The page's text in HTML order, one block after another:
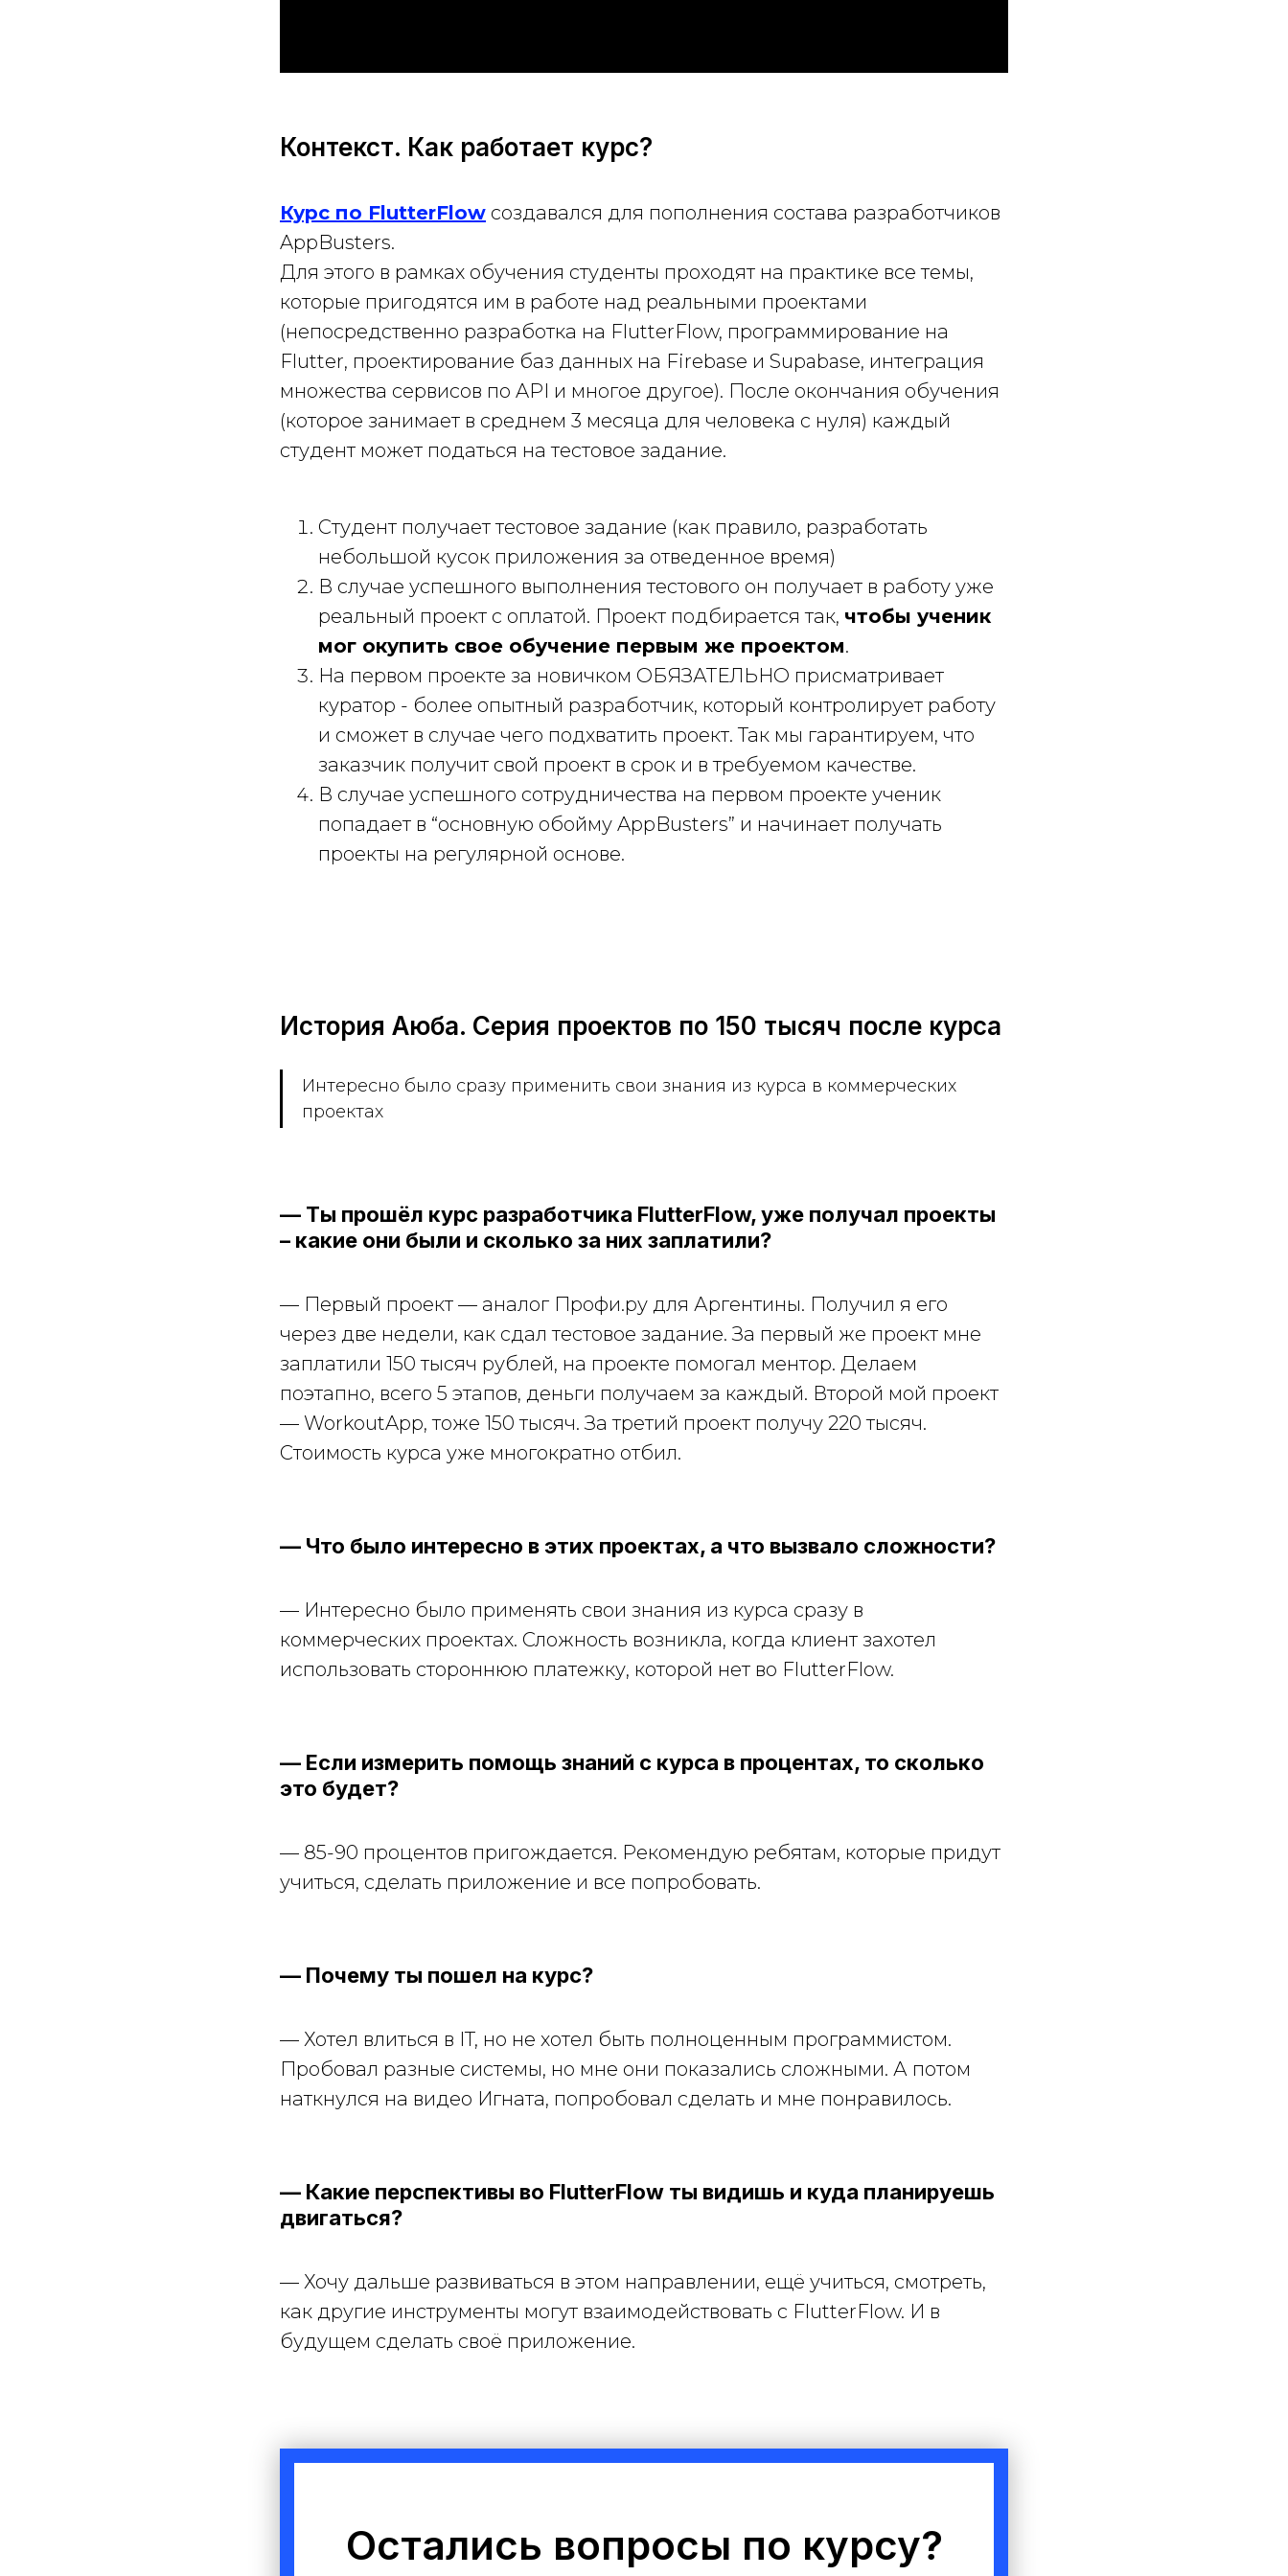
Контекст. Как работает курс?
Курс по FlutterFlow создавался для пополнения состава разработчиков
AppBusters.
Для этого в рамках обучения студенты проходят на практике все темы,
которые пригодятся им в работе над реальными проектами
(непосредственно разработка на FlutterFlow, программирование на
Flutter, проектирование баз данных на Firebase и Supabase, интеграция
множества сервисов по API и многое другое). После окончания обучения
(которое занимает в среднем 3 месяца для человека с нуля) каждый
студент может податься на тестовое задание.
Студент получает тестовое задание (как правило, разработать
небольшой кусок приложения за отведенное время)
В случае успешного выполнения тестового он получает в работу уже
реальный проект с оплатой. Проект подбирается так, чтобы ученик
мог окупить свое обучение первым же проектом.
На первом проекте за новичком ОБЯЗАТЕЛЬНО присматривает
куратор - более опытный разработчик, который контролирует работу
и сможет в случае чего подхватить проект. Так мы гарантируем, что
заказчик получит свой проект в срок и в требуемом качестве.
В случае успешного сотрудничества на первом проекте ученик
попадает в “основную обойму AppBusters” и начинает получать
проекты на регулярной основе.
История Аюба. Серия проектов по 150 тысяч после курса
Интересно было сразу применить свои знания из курса в коммерческих
проектах
— Ты прошёл курс разработчика FlutterFlow, уже получал проекты
– какие они были и сколько за них заплатили?
— Первый проект — аналог Профи.ру для Аргентины. Получил я его
через две недели, как сдал тестовое задание. За первый же проект мне
заплатили 150 тысяч рублей, на проекте помогал ментор. Делаем
поэтапно, всего 5 этапов, деньги получаем за каждый. Второй мой проект
— WorkoutApp, тоже 150 тысяч. За третий проект получу 220 тысяч.
Стоимость курса уже многократно отбил.
— Что было интересно в этих проектах, а что вызвало сложности?
— Интересно было применять свои знания из курса сразу в
коммерческих проектах. Сложность возникла, когда клиент захотел
использовать стороннюю платежку, которой нет во FlutterFlow.
— Если измерить помощь знаний с курса в процентах, то сколько
это будет?
— 85-90 процентов пригождается. Рекомендую ребятам, которые придут
учиться, сделать приложение и все попробовать.
— Почему ты пошел на курс?
— Хотел влиться в IT, но не хотел быть полноценным программистом.
Пробовал разные системы, но мне они показались сложными. А потом
наткнулся на видео Игната, попробовал сделать и мне понравилось.
— Какие перспективы во FlutterFlow ты видишь и куда планируешь
двигаться?
— Хочу дальше развиваться в этом направлении, ещё учиться, смотреть,
как другие инструменты могут взаимодействовать с FlutterFlow. И в
будущем сделать своё приложение.
Остались вопросы по курсу?